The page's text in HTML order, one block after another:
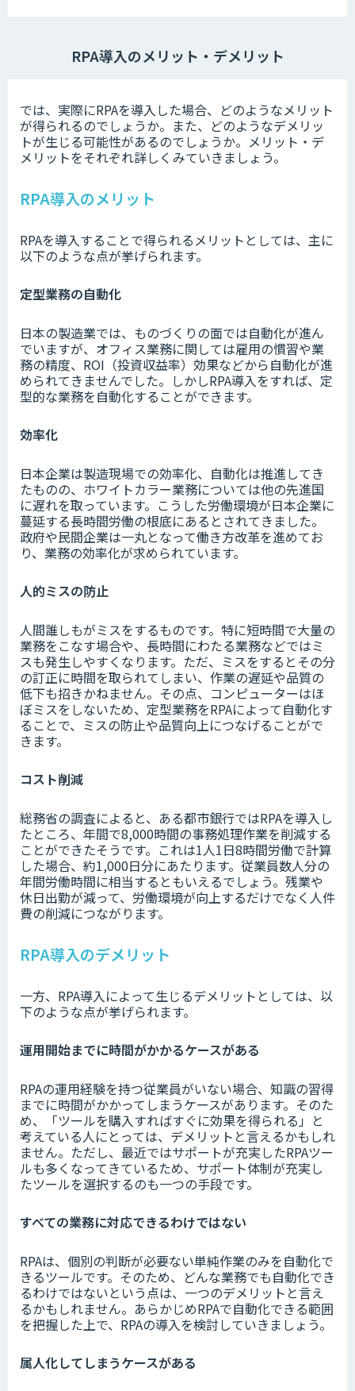
RPA導入のメリット・デメリット
では、実際にRPAを導入した場合、どのようなメリット
が得られるのでしょうか。また、どのようなデメリッ
トが生じる可能性があるのでしょうか。メリット・デ
メリットをそれぞれ詳しくみていきましょう。
RPA導入のメリット
RPAを導入することで得られるメリットとしては、主に
以下のような点が挙げられます。
定型業務の自動化
日本の製造業では、ものづくりの面では自動化が進ん
でいますが、オフィス業務に関しては雇用の慣習や業
務の精度、ROI（投資収益率）効果などから自動化が進
められてきませんでした。しかしRPA導入をすれば、定
型的な業務を自動化することができます。
効率化
日本企業は製造現場での効率化、自動化は推進してき
たものの、ホワイトカラー業務については他の先進国
に遅れを取っています。こうした労働環境が日本企業に
蔓延する長時間労働の根底にあるとされてきました。
政府や民間企業は一丸となって働き方改革を進めてお
り、業務の効率化が求められています。
人的ミスの防止
人間誰しもがミスをするものです。特に短時間で大量の
業務をこなす場合や、長時間にわたる業務などではミ
スも発生しやすくなります。ただ、ミスをするとその分
の訂正に時間を取られてしまい、作業の遅延や品質の
低下も招きかねません。その点、コンピューターはほ
ぼミスをしないため、定型業務をRPAによって自動化す
ることで、ミスの防止や品質向上につなげることがで
きます。
コスト削減
総務省の調査によると、ある都市銀行ではRPAを導入し
たところ、年間で8,000時間の事務処理作業を削減する
ことができたそうです。これは1人1日8時間労働で計算
した場合、約1,000日分にあたります。従業員数人分の
年間労働時間に相当するともいえるでしょう。残業や
休日出勤が減って、労働環境が向上するだけでなく人件
費の削減につながります。
RPA導入のデメリット
一方、RPA導入によって生じるデメリットとしては、以
下のような点が挙げられます。
運用開始までに時間がかかるケースがある
RPAの運用経験を持つ従業員がいない場合、知識の習得
までに時間がかかってしまうケースがあります。そのた
め、「ツールを購入すればすぐに効果を得られる」と
考えている人にとっては、デメリットと言えるかもしれ
ません。ただし、最近ではサポートが充実したRPAツー
ルも多くなってきているため、サポート体制が充実し
たツールを選択するのも一つの手段です。
すべての業務に対応できるわけではない
RPAは、個別の判断が必要ない単純作業のみを自動化で
きるツールです。そのため、どんな業務でも自動化でき
るわけではないという点は、一つのデメリットと言え
るかもしれません。あらかじめRPAで自動化できる範囲
を把握した上で、RPAの導入を検討していきましょう。
属人化してしまうケースがある